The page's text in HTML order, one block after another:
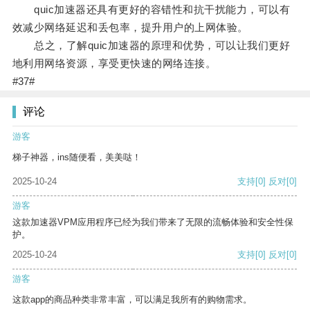
quic加速器还具有更好的容错性和抗干扰能力，可以有
效减少网络延迟和丢包率，提升用户的上网体验。
总之，了解quic加速器的原理和优势，可以让我们更好
地利用网络资源，享受更快速的网络连接。
#37#
评论
游客
梯子神器，ins随便看，美美哒！
2025-10-24 支持[0] 反对[0]
游客
这款加速器VPM应用程序已经为我们带来了无限的流畅体验和安全性保
护。
2025-10-24
支持[0] 反对[0]
游客
这款app的商品种类非常丰富，可以满足我所有的购物需求。